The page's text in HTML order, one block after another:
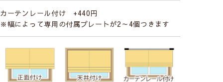
カーテンレール付け +440円
※幅によって専用の付属プレートが2～4個つきます